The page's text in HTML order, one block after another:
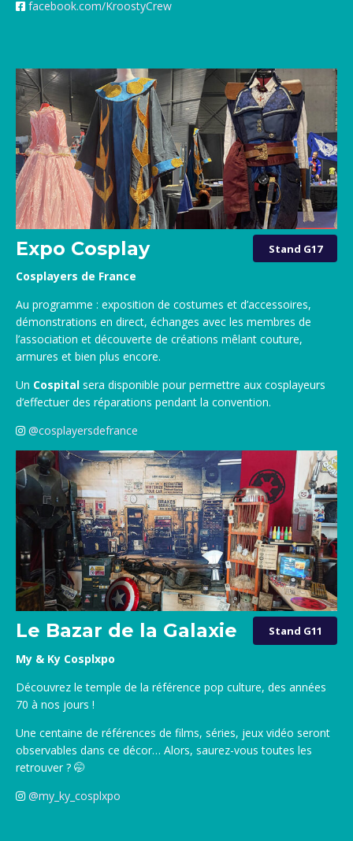
facebook.com/KroostyCrew
Expo Cosplay Stand G17
Cosplayers de France
Au programme : exposition de costumes et d’accessoires,
démonstrations en direct, échanges avec les membres de
l’association et découverte de créations mêlant couture,
armures et bien plus encore.
Un Cospital sera disponible pour permettre aux cosplayeurs
d’effectuer des réparations pendant la convention.
@cosplayersdefrance
Le Bazar de la Galaxie Stand G11
My & Ky Cosplxpo
Découvrez le temple de la référence pop culture, des années
70 à nos jours !
Une centaine de références de films, séries, jeux vidéo seront
observables dans ce décor… Alors, saurez-vous toutes les
retrouver ? 🤭
@my_ky_cosplxpo